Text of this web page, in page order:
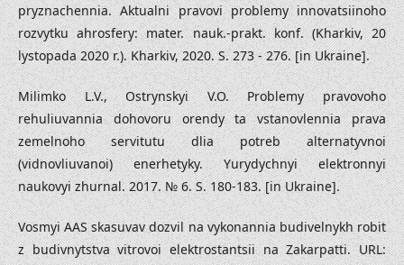
pryznachennia. Aktualni pravovi problemy innovatsiinoho
rozvytku ahrosfery: mater. nauk.-prakt. konf. (Kharkiv, 20
lystopada 2020 r.). Kharkiv, 2020. S. 273 - 276. [in Ukraine].
Milimko L.V., Ostrynskyi V.O. Problemy pravovoho
rehuliuvannia dohovoru orendy ta vstanovlennia prava
zemelnoho servitutu dlia potreb alternatyvnoi
(vidnovliuvanoi) enerhetyky. Yurydychnyi elektronnyi
naukovyi zhurnal. 2017. № 6. S. 180-183. [in Ukraine].
Vosmyi AAS skasuvav dozvil na vykonannia budivelnykh robit
z budivnytstva vitrovoi elektrostantsii na Zakarpatti. URL: